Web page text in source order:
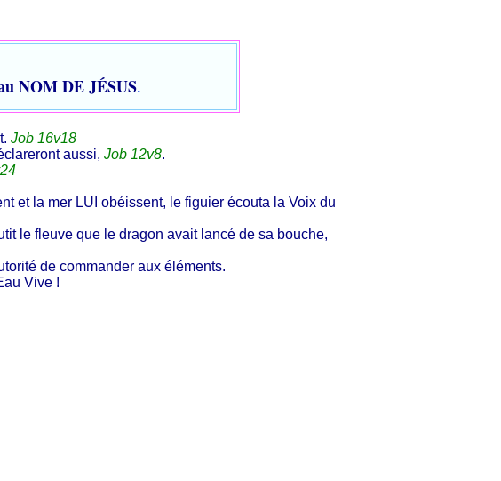
NOM DE JÉSUS.
Job 16v18
aussi, Job 12v8.
et la mer LUI obéissent, le figuier écouta la Voix du
le fleuve que le dragon avait lancé de sa bouche,
de commander aux éléments.
Vive !